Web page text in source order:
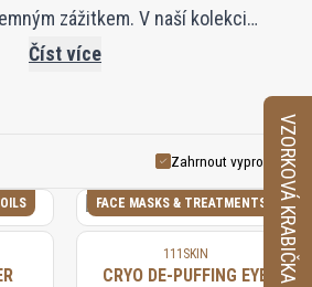
zážitkem. V naší kolekci
produkty péče o pleť od
Od hydratačních krémů po
– nabízíme vše, co potřebujete k
a dosažení zdravého, zářivého
využívají pokročilé technologie a
Číst více
Zahrnout vyprodané
FACE MASKS & TREATMENTS
111SKIN
CRYO DE-PUFFING EYE
VZORKOVÁ KRABIČKA